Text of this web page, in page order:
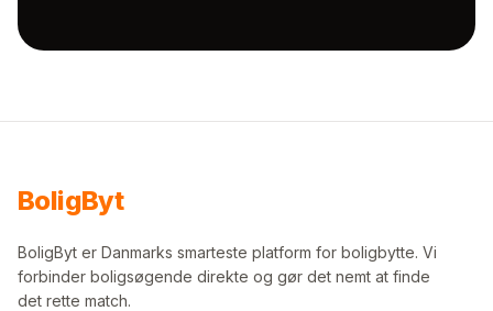
BoligByt
BoligByt er Danmarks smarteste platform for boligbytte. Vi
forbinder boligsøgende direkte og gør det nemt at finde
det rette match.